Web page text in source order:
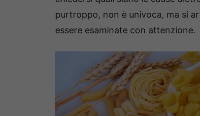
purtroppo, non è univoca, ma si
essere esaminate con attenzione.